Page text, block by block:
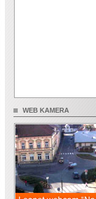
WEB KAMERA